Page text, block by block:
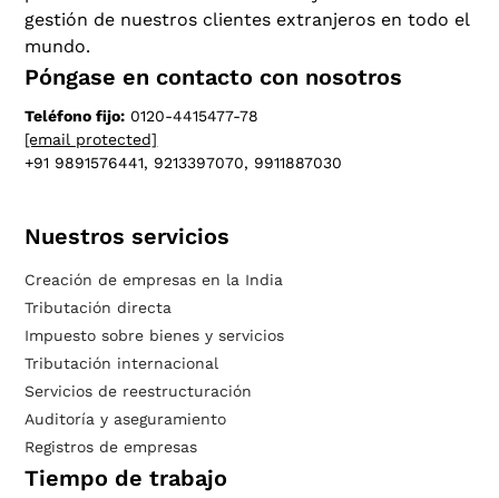
gestión de nuestros clientes extranjeros en todo el
mundo.
Póngase en contacto con nosotros
Teléfono fijo: 0120-4415477-78
[email protected]
+91 9891576441, 9213397070, 9911887030
Nuestros servicios
Creación de empresas en la India
Tributación directa
Impuesto sobre bienes y servicios
Tributación internacional
Servicios de reestructuración
Auditoría y aseguramiento
Registros de empresas
Tiempo de trabajo